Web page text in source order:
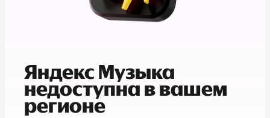
Яндекс Музыка
недоступна в вашем
регионе